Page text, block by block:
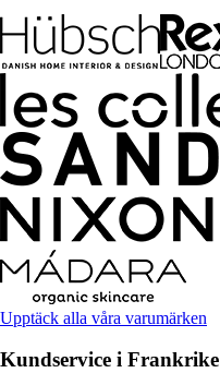
Upptäck alla våra varumärken
Kundservice i Frankrike